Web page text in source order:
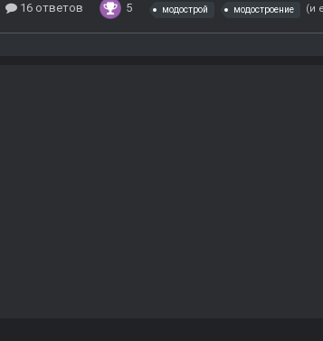
16 ответов 5 модострой модостроение (и